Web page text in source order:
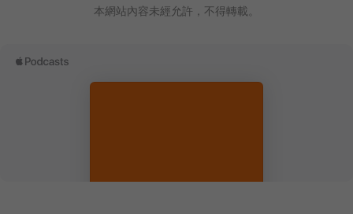
本網站內容未經允許，不得轉載。